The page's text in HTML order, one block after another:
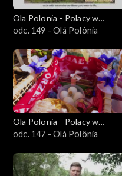
Ola Polonia - Polacy w
Brazylii i Ameryce
odc. 149 - Olá Polônia
Ola Polonia - Polacy w
Brazylii i Ameryce
odc. 147 - Olá Polônia